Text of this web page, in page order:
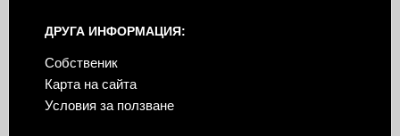
ДРУГА ИНФОРМАЦИЯ:
Собственик
Карта на сайта
Условия за ползване